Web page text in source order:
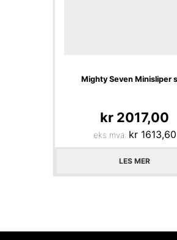
Mighty Seven Minisliper
kr 2017,00
eks mva: kr1613,60
LES MER